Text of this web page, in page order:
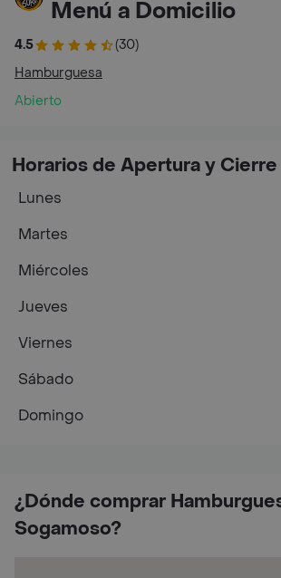
Menú a Domicilio
4.5
(30)
Hamburguesa
Abierto
¿Dónde comprar
Sogamoso?
Horarios de Apertura y Cierre
Lunes
Martes
Miércoles
Jueves
Viernes
Sábado
Domingo